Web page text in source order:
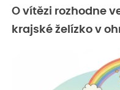
O vítězi rozhodne
krajské želízko v